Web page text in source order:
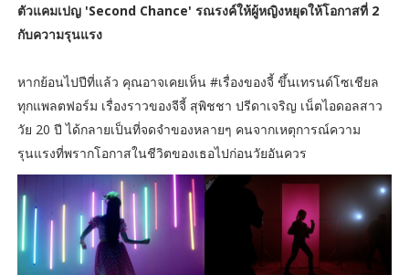
ตัวแคมเปญ 'Second Chance' รณรงค์ให้ผู้หญิงหยุดให้โอกาสที่ 2
กับความรุนแรง
หากย้อนไปปีที่แล้ว คุณอาจเคยเห็น #เรื่องของจี้ ขึ้นเทรนด์โซเชียล
ทุกแพลตฟอร์ม เรื่องราวของจีจี้ สุพิชชา ปรีดาเจริญ เน็ตไอดอลสาว
วัย 20 ปี ได้กลายเป็นที่จดจำของหลายๆ คนจากเหตุการณ์ความ
รุนแรงที่พรากโอกาสในชีวิตของเธอไปก่อนวัยอันควร